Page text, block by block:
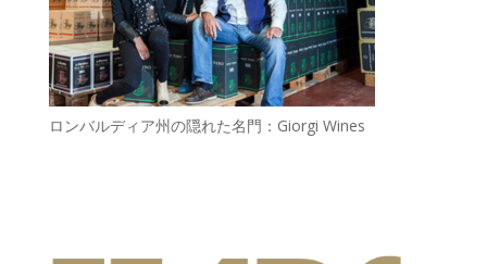
ロンバルディア州の隠れた名門：Giorgi Wines